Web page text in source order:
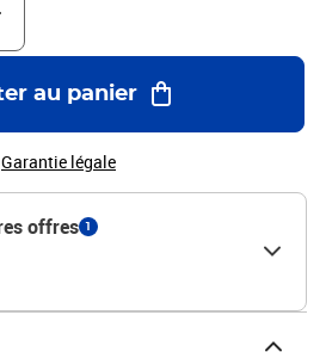
au panier
Garantie légale
offres 1